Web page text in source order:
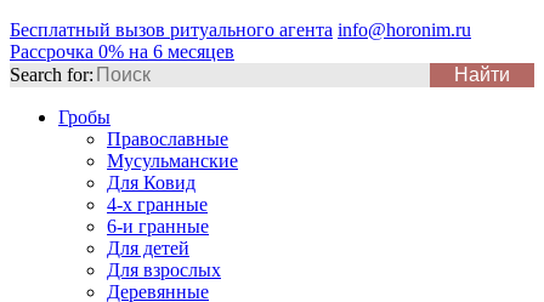
Бесплатный вызов ритуального агента info@horonim.ru
Рассрочка 0% на 6 месяцев
Search for:
Гробы
Православные
Мусульманские
Для Ковид
4-х гранные
6-и гранные
Для детей
Для взрослых
Деревянные